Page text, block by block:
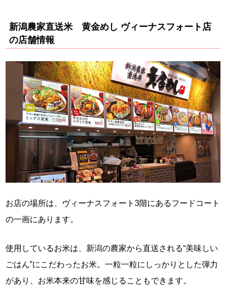
新潟農家直送米 黄金めし ヴィーナスフォート店
の店舗情報
お店の場所は、ヴィーナスフォート3階にあるフードコート
の一画にあります。
使用しているお米は、新潟の農家から直送される“美味しい
ごはん”にこだわったお米。一粒一粒にしっかりとした弾力
があり、お米本来の甘味を感じることもできます。